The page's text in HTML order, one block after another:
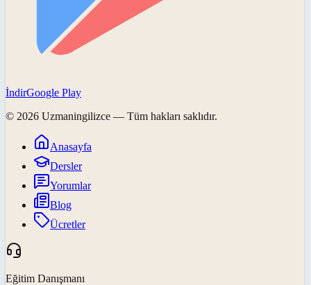
İndirGoogle Play
© 2026 Uzmaningilizce — Tüm hakları saklıdır.
Anasayfa
Dersler
Yorumlar
Blog
Ücretler
Eğitim Danışmanı